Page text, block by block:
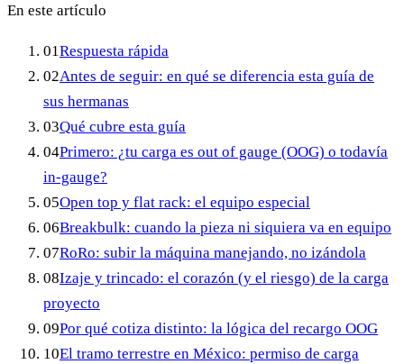
En este artículo
01Respuesta rápida
02Antes de seguir: en qué se diferencia esta guía de
sus hermanas
03Qué cubre esta guía
04Primero: ¿tu carga es out of gauge (OOG) o todavía
in-gauge?
05Open top y flat rack: el equipo especial
06Breakbulk: cuando la pieza ni siquiera va en equipo
07RoRo: subir la máquina manejando, no izándola
08Izaje y trincado: el corazón (y el riesgo) de la carga
proyecto
09Por qué cotiza distinto: la lógica del recargo OOG
10El tramo terrestre en México: permiso de carga